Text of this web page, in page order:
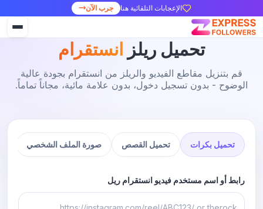
الإعجابات التلقائية هنا جرب الآن
تحميل ريلز انستقرام
قم بتنزيل مقاطع الفيديو والريلز من انستقرام بجودة عالية
الوضوح - بدون تسجيل دخول، بدون علامة مائية، مجاناً تماماً.
تحميل بكرات تحميل القصص صورة الملف الشخصي
رابط أو اسم مستخدم فيديو انستقرام ريل